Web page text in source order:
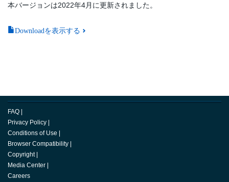
本バージョンは2022年4月に更新されました。
Downloadを表示する
FAQ
Privacy Policy
Conditions of Use
Browser Compatibility
Copyright
Media Center
Careers